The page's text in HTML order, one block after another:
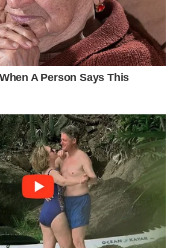
A Person Says This